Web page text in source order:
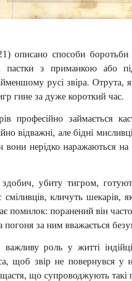
описано способи
пастки з приманкою або
русі звіра. Отрута,
гине за дуже короткий час.
професійно займається
відважні, але бідні
нерідко наражаються
убиту тигром,
кличуть шекарів,
помилок: поранений він
за ним вважається
важливу роль у житті
щоб звір не повернувся у
що супроводжують